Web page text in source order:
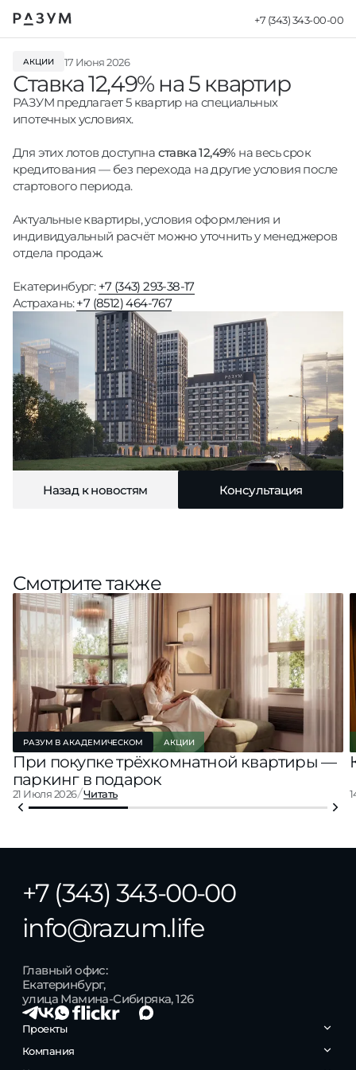
+7 (343) 343-00-00
Новости -
АКЦИИ 17 Июня 2026
Ставка 12,49% на 5 квартир
РАЗУМ предлагает 5 квартир на специальных
ипотечных условиях.
Для этих лотов доступна ставка 12,49% на весь срок
кредитования — без перехода на другие условия после
стартового периода.
Актуальные квартиры, условия оформления и
индивидуальный расчёт можно уточнить у менеджеров
отдела продаж.
Екатеринбург: +7 (343) 293-38-17
Астрахань:+7 (8512) 464-767
Назад к новостям Консультация
Смотрите также
РАЗУМ В АКАДЕМИЧЕСКОМ АКЦИИ
При покупке трёхкомнатной квартиры —
паркинг в подарок
21 Июля 2026 Читать
+7 (343) 343-00-00
info@razum.life
Главный офис:
Екатеринбург,
улица Мамина-Сибиряка, 126
Проекты
РАЗУМ на Уктусе
РАЗУМ на Курчатова
Компания